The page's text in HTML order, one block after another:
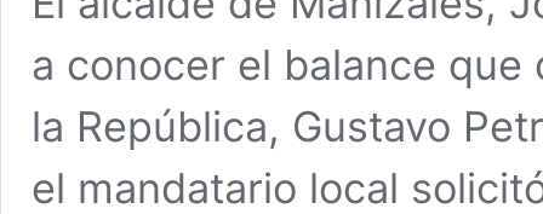
a conocer el balance
la República, Gustavo
el mandatario local